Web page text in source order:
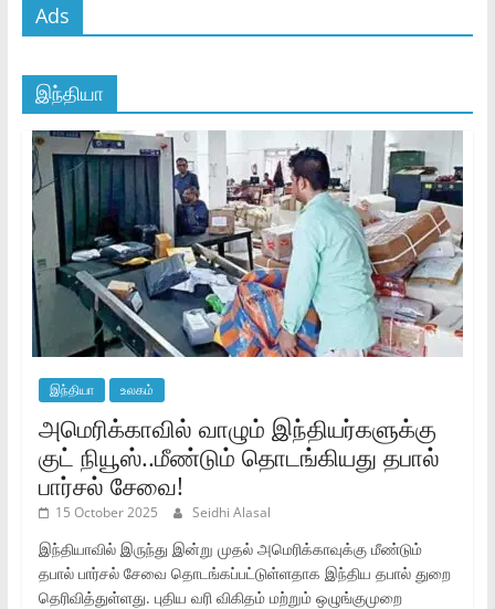
Ads
இந்தியா
இந்தியா உலகம்
அமெரிக்காவில் வாழும் இந்தியர்களுக்கு
குட் நியூஸ்..மீண்டும் தொடங்கியது தபால்
பார்சல் சேவை!
15 October 2025 Seidhi Alasal
இந்தியாவில் இருந்து இன்று முதல் அமெரிக்காவுக்கு மீண்டும்
தபால் பார்சல் சேவை தொடங்கப்பட்டுள்ளதாக இந்திய தபால் துறை
தெரிவித்துள்ளது. புதிய வரி விகிதம் மற்றும் ஒழுங்குமுறை